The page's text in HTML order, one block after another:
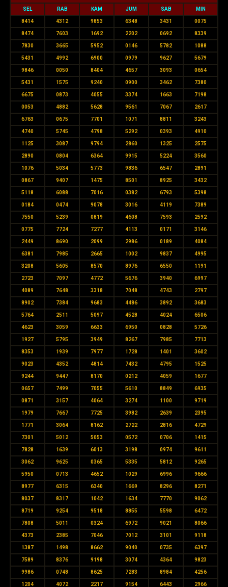
SEL RAB KAM JUM SAB MIN
8414 4312 9853 6348 3431 0075
8474 7603 1692 2202 0692 8339
7830 3665 5952 0146 5782 1088
5431 4992 6900 0979 9627 5679
9846 0050 8404 4657 3093 0654
5431 1575 9240 0900 3462 7380
6675 0873 4055 3374 1663 7198
0053 4882 5628 9561 7067 2617
6763 0675 7701 1071 8811 3243
4740 5745 4798 5292 0393 4910
1125 3087 9794 2860 1325 2575
2890 0804 6364 9915 5224 3560
1076 5034 5773 9836 6547 2891
0867 9407 1475 8501 8925 3432
5118 6088 7016 0382 6793 5398
0184 0474 9078 3016 4119 7389
7550 5239 0819 4608 7593 2592
0775 7724 7277 4113 0171 3146
2449 8690 2099 2986 0189 4084
6381 7985 2665 1002 9837 4995
3208 5605 8570 8976 6550 1191
2723 7097 4772 5676 3940 6997
4089 7648 3318 7048 4743 2797
8902 7384 9683 4486 3892 3683
5764 2511 5097 4528 4024 6506
4623 3059 6633 6950 0828 5726
1927 5795 3949 8267 7985 7713
8353 1939 7977 1728 1401 3602
9023 4352 4814 7432 4795 1525
9244 9447 8170 0212 4059 1677
0657 7499 7055 5610 8849 6935
0871 3157 4064 3274 1100 9719
1979 7667 7725 3982 2639 2395
1771 3064 8162 2722 2816 4729
7301 5012 5053 0572 0706 1415
7828 1639 6013 3198 0974 9611
3062 9625 0365 5335 5812 9265
5950 0713 4652 1029 6996 9666
8977 6315 6340 1669 8296 8271
8037 8317 1042 1634 7770 9062
8719 9254 9518 8855 5598 6472
7808 5011 0324 6972 9021 8066
4373 2385 7046 7012 3101 9118
1387 1498 8662 9040 0735 6397
7589 8376 9198 3074 4364 9823
9986 0748 8625 7283 8984 4256
1204 4072 2217 9154 6443 2966